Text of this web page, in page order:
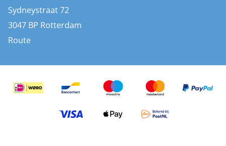
Stootwillen en fenders
Bootkussens
Zwemtrappen
Sydneystraat 72
3047 BP Rotterdam
Route